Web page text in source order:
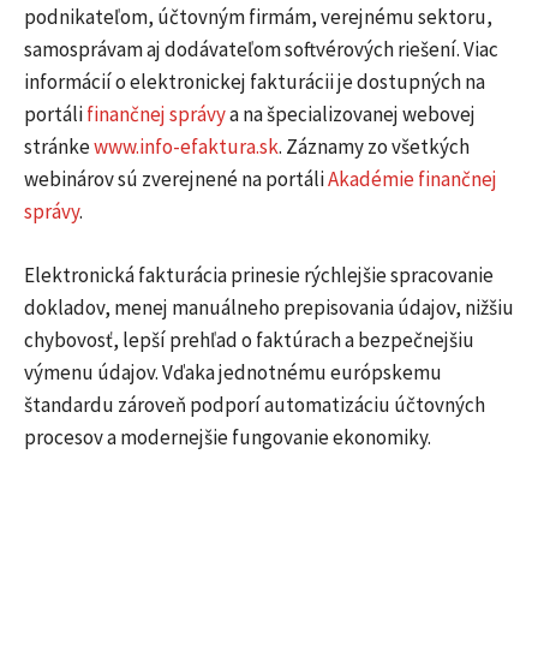
podnikateľom, účtovným firmám, verejnému sektoru,
samosprávam aj dodávateľom softvérových riešení. Viac
informácií o elektronickej fakturácii je dostupných na
portálifinančnej správya na špecializovanej webovej
stránkewww.info-efaktura.sk. Záznamy zo všetkých
webinárov sú zverejnené na portáliAkadémie finančnej
správy.
Elektronická fakturácia prinesie rýchlejšie spracovanie
dokladov, menej manuálneho prepisovania údajov, nižšiu
chybovosť, lepší prehľad o faktúrach a bezpečnejšiu
výmenu údajov. Vďaka jednotnému európskemu
štandardu zároveň podporí automatizáciu účtovných
procesov a modernejšie fungovanie ekonomiky.